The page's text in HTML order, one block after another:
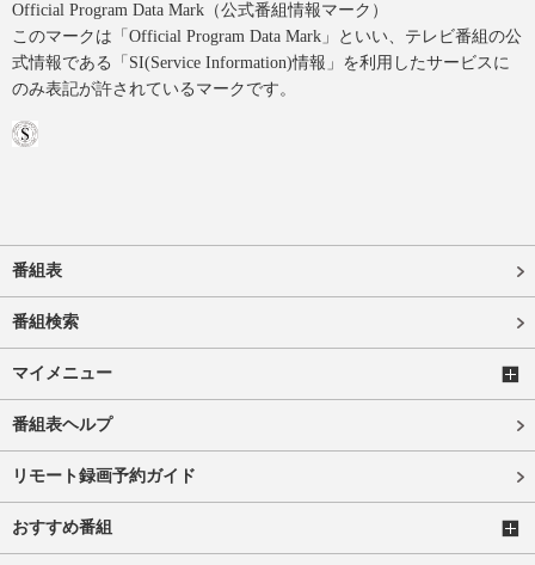
Official Program Data Mark（公式番組情報マーク）
このマークは「Official Program Data Mark」といい、テレビ番組の公
式情報である「SI(Service Information)情報」を利用したサービスに
のみ表記が許されているマークです。
番組表
番組検索
マイメニュー
番組表ヘルプ
リモート録画予約ガイド
おすすめ番組